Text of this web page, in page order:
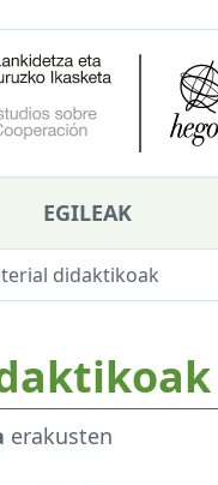
EGILEAK
didaktikoak
erakusten